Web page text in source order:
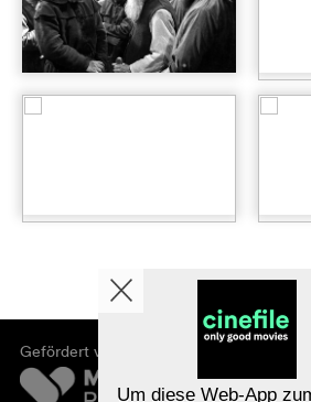
Gefördert von
Um diese Web-App